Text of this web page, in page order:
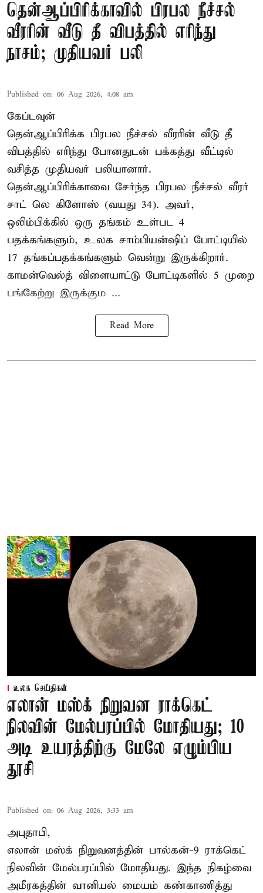
தென்ஆப்பிரிக்காவில் பிரபல நீச்சல்
வீரரின் வீடு தீ விபத்தில் எரிந்து
நாசம்; முதியவர் பலி
Published on: 06 Aug 2026, 4:08 am
கேப்டவுன்
தென்ஆப்பிரிக்க பிரபல நீச்சல் வீரரின் வீடு தீ
விபத்தில் எரிந்து போனதுடன் பக்கத்து வீட்டில்
வசித்த முதியவர் பலியானார்.
தென்ஆப்பிரிக்காவை சேர்ந்த பிரபல நீச்சல் வீரர்
சாட் லெ கிளோஸ் (வயது 34). அவர்,
ஒலிம்பிக்கில் ஒரு தங்கம் உள்பட 4
பதக்கங்களும், உலக சாம்பியன்ஷிப் போட்டியில்
17 தங்கப்பதக்கங்களும் வென்று இருக்கிறார்.
காமன்வெல்த் விளையாட்டு போட்டிகளில் 5 முறை
பங்கேற்று இருக்கும ...
Read More
உலக செய்திகள்
எலான் மஸ்க் நிறுவன ராக்கெட்
நிலவின் மேல்பரப்பில் மோதியது; 10
அடி உயரத்திற்கு மேலே எழும்பிய
தூசி
Published on: 06 Aug 2026, 3:33 am
அபுதாபி,
எலான் மஸ்க் நிறுவனத்தின் பால்கன்-9 ராக்கெட்
நிலவின் மேல்பரப்பில் மோதியது. இந்த நிகழ்வை
அமீரகத்தின் வானியல் மையம் கண்காணித்து